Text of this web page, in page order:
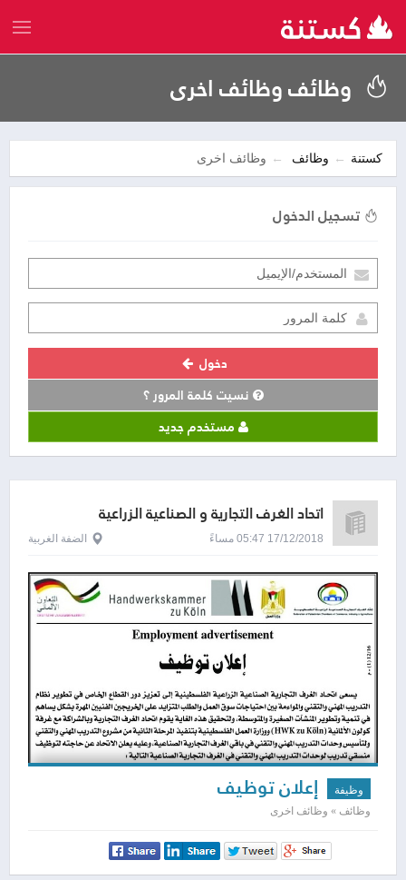
وظائف وظائف اخرى
كستنة وظائف وظائف اخرى
تسجيل الدخول
دخول
نسيت كلمة المرور ؟
مستخدم جديد
اتحاد الغرف التجارية و الصناعية الزراعية
الفلسطينية
17/12/2018 05:47 مساءً الضفة الغربية
وظيفة إعلان توظيف
وظائف » وظائف اخرى